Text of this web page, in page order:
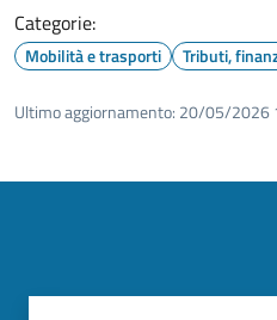
Categorie:
Mobilità e trasporti Tributi,
Ultimo aggiornamento: 20/05/2026